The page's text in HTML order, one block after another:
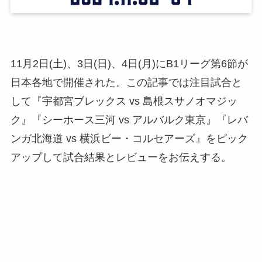
11月2日(土)、3日(日)、4日(月)にB1リーグ第6節が
日本各地で開催された。この記事では注目試合と
して『宇都宮ブレックス vs 島根スサノオマジッ
ク』『シーホース三河 vs アルバルク東京』『レバ
ンガ北海道 vs 横浜ビー・コルセアーズ』をピック
アップして試合結果とレビューをお伝えする。